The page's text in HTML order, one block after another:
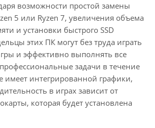
возможности простой замены
5 или Ryzen 7, увеличения объема
и установки быстрого SSD
этих ПК могут без труда играть
и эффективно выполнять все
задачи в течение
имеет интегрированной графики,
в играх зависит от
которая будет установлена